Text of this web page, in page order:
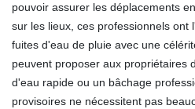
pouvoir assurer les déplacements
sur les lieux, ces professionnels ont
fuites d'eau de pluie avec une
peuvent proposer aux propriétaires
d'eau rapide ou un bâchage
provisoires ne nécessitent pas